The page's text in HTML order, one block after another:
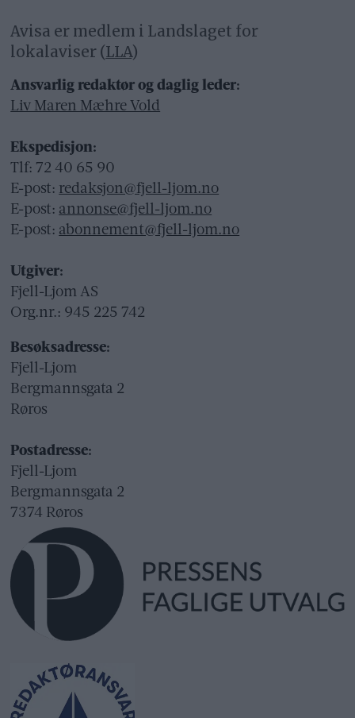
Avisa er medlem i Landslaget for
lokalaviser (LLA)
Ansvarlig redaktør og daglig leder:
Liv Maren Mæhre Vold
Ekspedisjon:
Tlf: 72 40 65 90
E-post: redaksjon@fjell-ljom.no
E-post: annonse@fjell-ljom.no
E-post: abonnement@fjell-ljom.no
Utgiver:
Fjell-Ljom AS
Org.nr.: 945 225 742
Besøksadresse:
Fjell-Ljom
Bergmannsgata 2
Røros
Postadresse:
Fjell-Ljom
Bergmannsgata 2
7374 Røros